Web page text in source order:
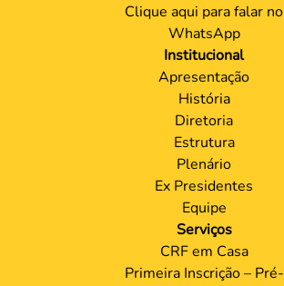
Clique aqui para falar no
WhatsApp
Institucional
Apresentação
História
Diretoria
Estrutura
Plenário
Ex Presidentes
Equipe
Serviços
CRF em Casa
Primeira Inscrição – Pré-